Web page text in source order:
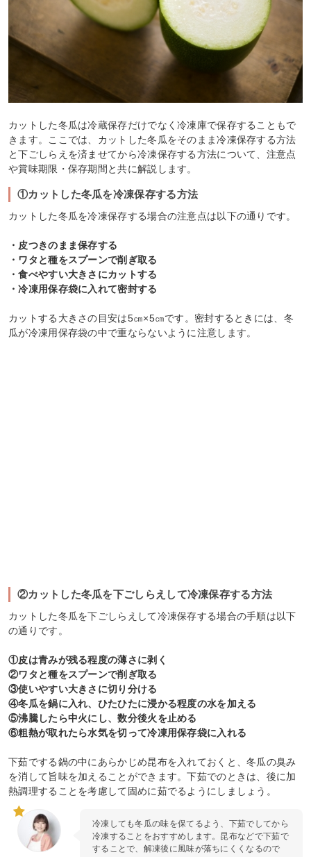
カットした冬瓜は冷蔵保存だけでなく冷凍庫で保存することもで
きます。ここでは、カットした冬瓜をそのまま冷凍保存する方法
と下ごしらえを済ませてから冷凍保存する方法について、注意点
や賞味期限・保存期間と共に解説します。
①カットした冬瓜を冷凍保存する方法
カットした冬瓜を冷凍保存する場合の注意点は以下の通りです。
・皮つきのまま保存する
・ワタと種をスプーンで削ぎ取る
・食べやすい大きさにカットする
・冷凍用保存袋に入れて密封する
カットする大きさの目安は5㎝×5㎝です。密封するときには、冬
瓜が冷凍用保存袋の中で重ならないように注意します。
②カットした冬瓜を下ごしらえして冷凍保存する方法
カットした冬瓜を下ごしらえして冷凍保存する場合の手順は以下
の通りです。
①皮は青みが残る程度の薄さに剥く
②ワタと種をスプーンで削ぎ取る
③使いやすい大きさに切り分ける
④冬瓜を鍋に入れ、ひたひたに浸かる程度の水を加える
⑤沸騰したら中火にし、数分後火を止める
⑥粗熱が取れたら水気を切って冷凍用保存袋に入れる
下茹でする鍋の中にあらかじめ昆布を入れておくと、冬瓜の臭み
を消して旨味を加えることができます。下茹でのときは、後に加
熱調理することを考慮して固めに茹でるようにしましょう。
冷凍しても冬瓜の味を保てるよう、下茹でしてから
冷凍することをおすすめします。昆布などで下茹で
することで、解凍後に風味が落ちにくくなるので